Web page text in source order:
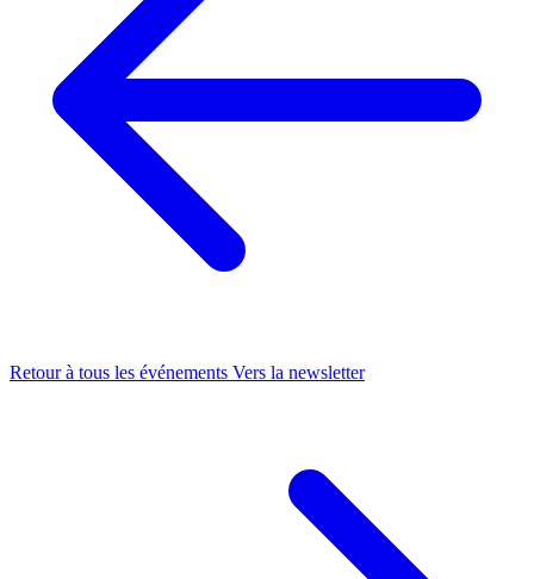
Retour à tous les événements Vers la newsletter